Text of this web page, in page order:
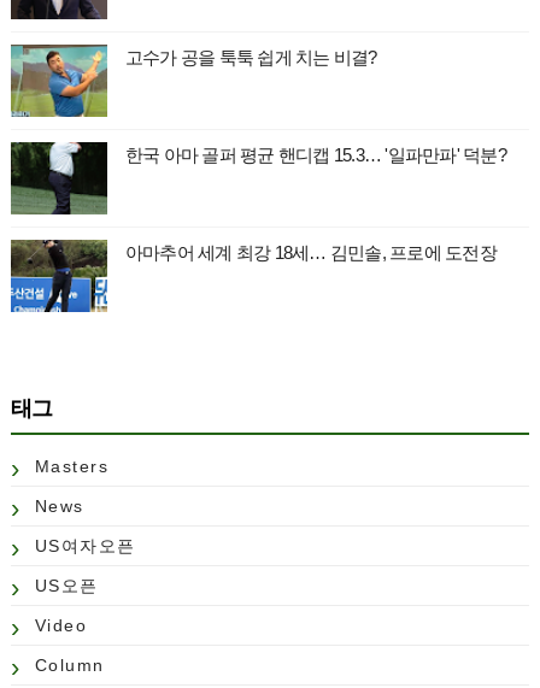
고수가 공을 툭툭 쉽게 치는 비결?
한국 아마 골퍼 평균 핸디캡 15.3… '일파만파' 덕분?
아마추어 세계 최강 18세… 김민솔, 프로에 도전장
태그
Masters
News
US여자오픈
US오픈
Video
Column